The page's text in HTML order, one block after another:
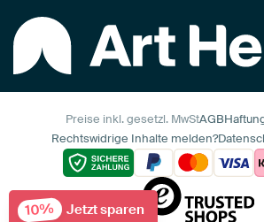
Preise inkl. gesetzl. MwStAGB
Rechtswidrige Inhalte melden?
10% Jetzt sparen